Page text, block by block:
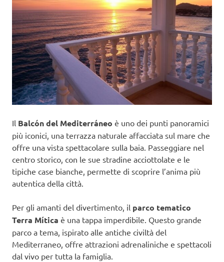
Il Balcón del Mediterráneo è uno dei punti panoramici
più iconici, una terrazza naturale affacciata sul mare che
offre una vista spettacolare sulla baia. Passeggiare nel
centro storico, con le sue stradine acciottolate e le
tipiche case bianche, permette di scoprire l’anima più
autentica della città.
Per gli amanti del divertimento, il parco tematico
Terra Mítica è una tappa imperdibile. Questo grande
parco a tema, ispirato alle antiche civiltà del
Mediterraneo, offre attrazioni adrenaliniche e spettacoli
dal vivo per tutta la famiglia.